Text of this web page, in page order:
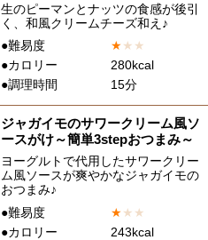
生のピーマンとナッツの食感が後引
く、和風クリームチーズ和え♪
●難易度
★★ ★
●カロリー
280kcal
●調理時間
15分
ジャガイモのサワークリーム風ソ
ースがけ～簡単3stepおつまみ～
ヨーグルトで代用したサワークリー
ム風ソースが爽やかなジャガイモの
おつまみ♪
●難易度
★★ ★
●カロリー
243kcal